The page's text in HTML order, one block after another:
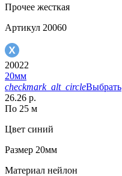
Прочее жесткая
Артикул 20060
20022
20мм
checkmark_alt_circleВыбрать
26.26 р.
По 25 м
Цвет синий
Размер 20мм
Материал нейлон